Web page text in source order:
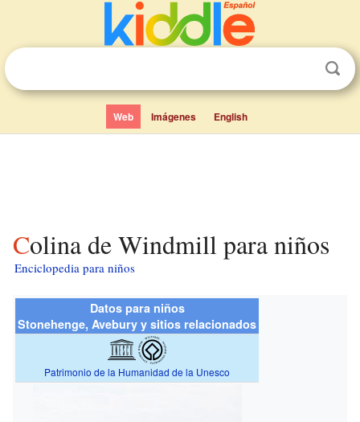
Web Imágenes English
Colina de Windmill para niños
Enciclopedia para niños
Datos para niños
Stonehenge, Avebury y sitios relacionados
Patrimonio de la Humanidad de la Unesco